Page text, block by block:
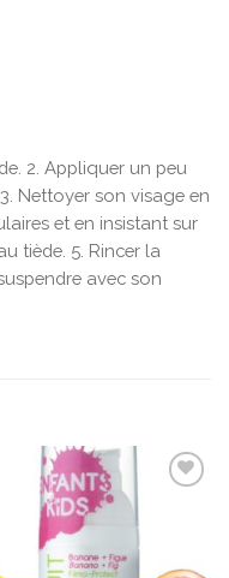
2. Appliquer un peu
Nettoyer son visage en
et en insistant sur
tiède. 5. Rincer la
avec son